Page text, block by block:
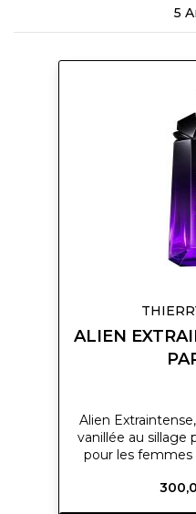
5
ALIEN
Alien
vanillée au sillage
pour les
extrême.La